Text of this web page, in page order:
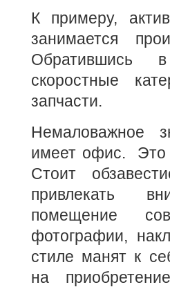
К примеру,
занимается
Обратившись
скоростные
запчасти.
Немаловажное
имеет офис. Это
Стоит
привлекать
помещение
фотографии,
стиле манят к
на